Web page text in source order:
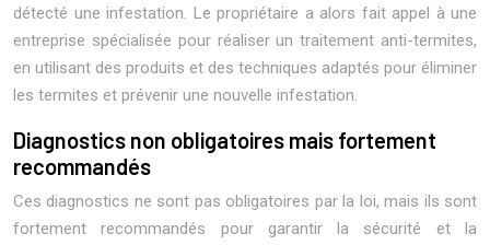
détecté une infestation. Le propriétaire a alors fait appel à une
entreprise spécialisée pour réaliser un traitement anti-termites,
en utilisant des produits et des techniques adaptés pour éliminer
les termites et prévenir une nouvelle infestation.
Diagnostics non obligatoires mais fortement
recommandés
Ces diagnostics ne sont pas obligatoires par la loi, mais ils sont
fortement recommandés pour garantir la sécurité et la